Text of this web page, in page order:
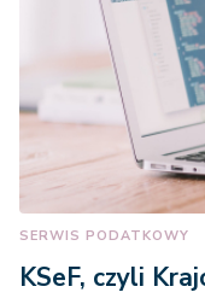
SERWIS PODATKOWY
KSeF, czyli